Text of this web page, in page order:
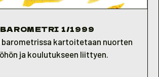
1/1999
barometrissa kartoitetaan nuorten
ja koulutukseen liittyen.